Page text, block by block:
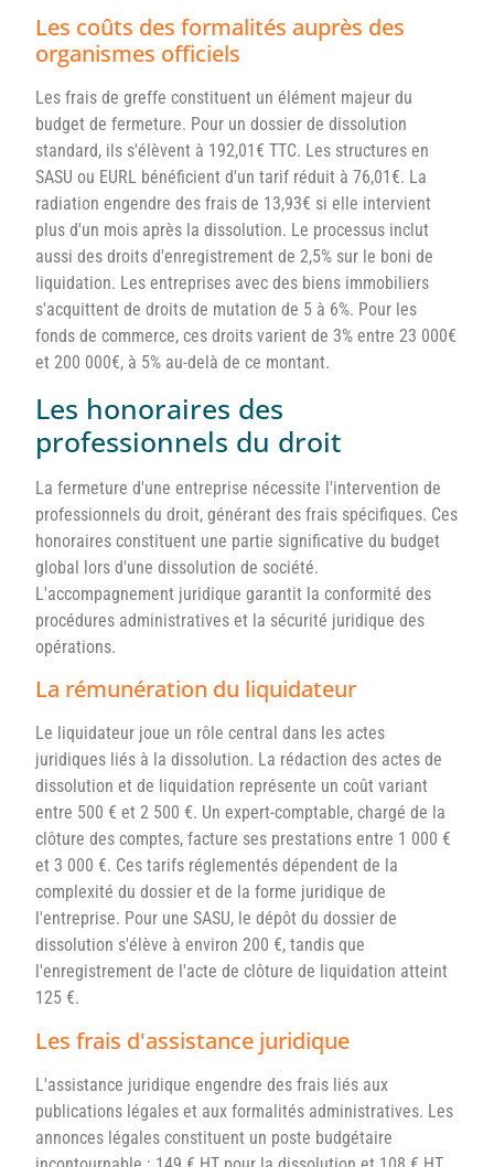
Les coûts des formalités auprès des
organismes officiels
Les frais de greffe constituent un élément majeur du
budget de fermeture. Pour un dossier de dissolution
standard, ils s'élèvent à 192,01€ TTC. Les structures en
SASU ou EURL bénéficient d'un tarif réduit à 76,01€. La
radiation engendre des frais de 13,93€ si elle intervient
plus d'un mois après la dissolution. Le processus inclut
aussi des droits d'enregistrement de 2,5% sur le boni de
liquidation. Les entreprises avec des biens immobiliers
s'acquittent de droits de mutation de 5 à 6%. Pour les
fonds de commerce, ces droits varient de 3% entre 23 000€
et 200 000€, à 5% au-delà de ce montant.
Les honoraires des
professionnels du droit
La fermeture d'une entreprise nécessite l'intervention de
professionnels du droit, générant des frais spécifiques. Ces
honoraires constituent une partie significative du budget
global lors d'une dissolution de société.
L'accompagnement juridique garantit la conformité des
procédures administratives et la sécurité juridique des
opérations.
La rémunération du liquidateur
Le liquidateur joue un rôle central dans les actes
juridiques liés à la dissolution. La rédaction des actes de
dissolution et de liquidation représente un coût variant
entre 500 € et 2 500 €. Un expert-comptable, chargé de la
clôture des comptes, facture ses prestations entre 1 000 €
et 3 000 €. Ces tarifs réglementés dépendent de la
complexité du dossier et de la forme juridique de
l'entreprise. Pour une SASU, le dépôt du dossier de
dissolution s'élève à environ 200 €, tandis que
l'enregistrement de l'acte de clôture de liquidation atteint
125 €.
Les frais d'assistance juridique
L'assistance juridique engendre des frais liés aux
publications légales et aux formalités administratives. Les
annonces légales constituent un poste budgétaire